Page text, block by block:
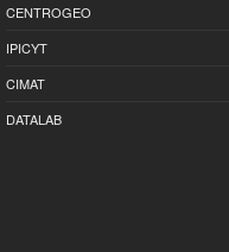
CENTROGEO
IPICYT
CIMAT
DATALAB